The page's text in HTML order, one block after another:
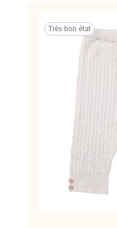
Très bon état